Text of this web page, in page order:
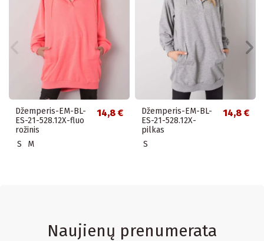
Džemperis-EM-BL-
ES-21-528.12X-fluo
rožinis
14,8 €
S M
Džemperis-EM-BL-
ES-21-528.12X-
pilkas
14,8 €
S
Naujienų prenumerata